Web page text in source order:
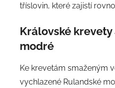
tříslovin, které zajistí
Královské krevety
modré
Ke krevetám smaženým
vychlazené Rulandské